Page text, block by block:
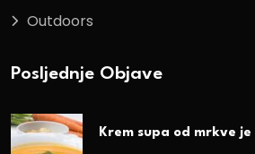
Outdoors
Posljednje Objave
Krem supa od mrkve je